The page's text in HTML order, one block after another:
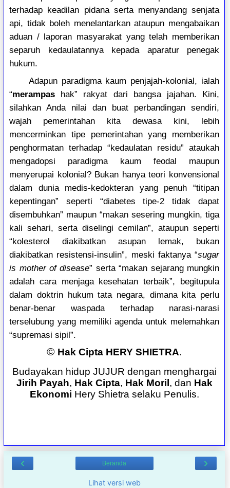
terhadap keadilan pidana serta menyandang senjata
api, tidak boleh menelantarkan ataupun mengabaikan
aduan / laporan masyarakat yang telah memberikan
separuh kedaulatannya kepada aparatur penegak
hukum.
Adapun paradigma kaum penjajah-kolonial, ialah
“merampas hak” rakyat dari bangsa jajahan. Kini,
silahkan Anda nilai dan buat perbandingan sendiri,
wajah pemerintahan kita dewasa kini, lebih
mencerminkan tipe pemerintahan yang memberikan
penghormatan terhadap “kedaulatan residu” ataukah
mengadopsi paradigma kaum feodal maupun
menyerupai kolonial? Bukan hanya teori konvensional
dalam dunia medis-kedokteran yang penuh “titipan
kepentingan” seperti “diabetes tipe-2 tidak dapat
disembuhkan” maupun “makan sesering mungkin, tiga
kali sehari, serta diselingi cemilan”, ataupun seperti
“kolesterol diakibatkan asupan lemak, bukan
diakibatkan resistensi-insulin”, meski faktanya “sugar
is mother of disease” serta “makan sejarang mungkin
adalah cara menjaga kesehatan terbaik”, begitupula
dalam doktrin hukum tata negara, dimana kita perlu
benar-benar waspada terhadap narasi-narasi
terselubung yang memiliki agenda untuk melemahkan
“supremasi sipil”.
© Hak Cipta HERY SHIETRA.
Budayakan hidup JUJUR dengan menghargai
Jirih Payah, Hak Cipta, Hak Moril , dan Hak
Ekonomi Hery Shietra selaku Penulis.
‹ ›
Beranda
Lihat versi web